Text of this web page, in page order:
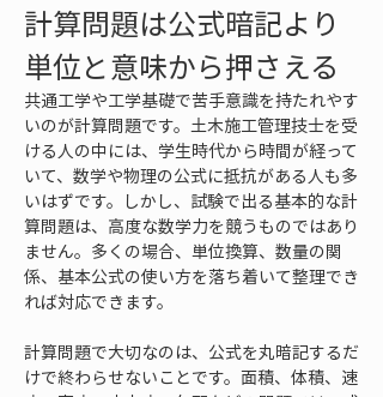
計算問題は公式暗記より
単位と意味から押さえる
共通工学や工学基礎で苦手意識を持たれやす
いのが計算問題です。土木施工管理技士を受
ける人の中には、学生時代から時間が経って
いて、数学や物理の公式に抵抗がある人も多
いはずです。しかし、試験で出る基本的な計
算問題は、高度な数学力を競うものではあり
ません。多くの場合、単位換算、数量の関
係、基本公式の使い方を落ち着いて整理でき
れば対応できます。
計算問題で大切なのは、公式を丸暗記するだ
けで終わらせないことです。面積、体積、速